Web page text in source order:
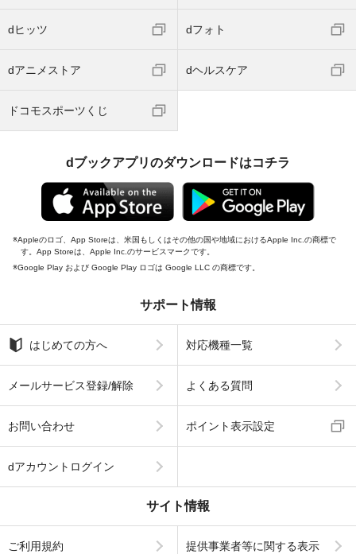
dヒッツ dフォト
dアニメストア dヘルスケア
ドコモスポーツくじ
dブックアプリのダウンロードはコチラ
Appleのロゴ、App Storeは、米国もしくはその他の国や地域におけるApple Inc.の商標で
す。App Storeは、Apple Inc.のサービスマークです。
Google Play および Google Play ロゴは Google LLC の商標です。
サポート情報
はじめての方へ 対応機種一覧
メールサービス登録/解除 よくある質問
お問い合わせ ポイント表示設定
dアカウントログイン
サイト情報
ご利用規約 提供事業者等に関する表示